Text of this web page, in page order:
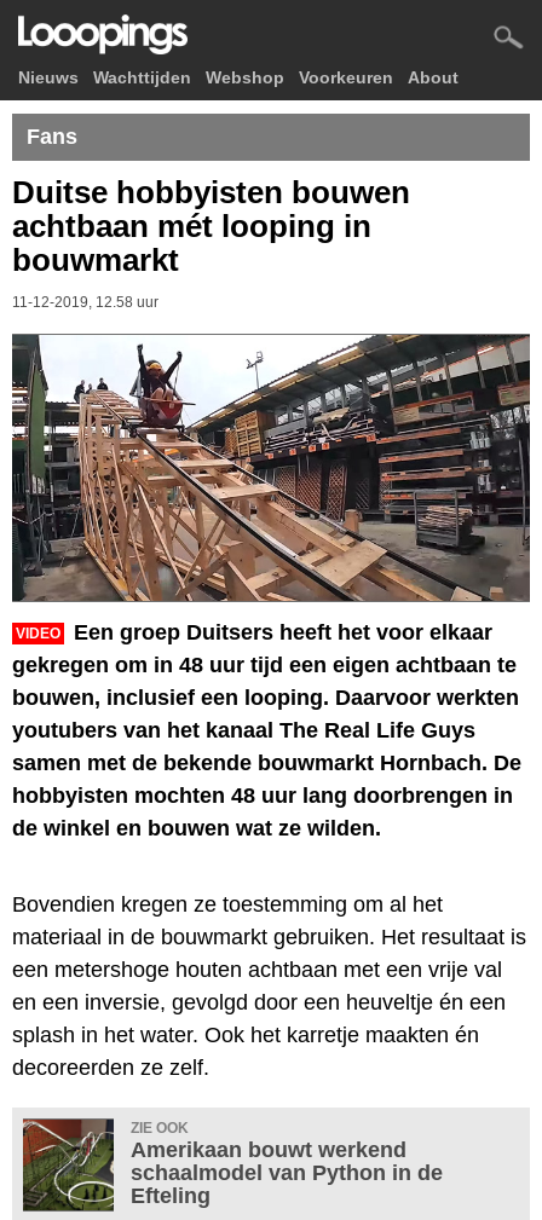
Nieuws Wachttijden Webshop Voorkeuren About
Fans
Duitse hobbyisten bouwen
achtbaan mét looping in
bouwmarkt
11-12-2019, 12.58 uur
VIDEO
Een groep Duitsers heeft het voor elkaar
gekregen om in 48 uur tijd een eigen achtbaan te
bouwen, inclusief een looping. Daarvoor werkten
youtubers van het kanaal The Real Life Guys
samen met de bekende bouwmarkt Hornbach. De
hobbyisten mochten 48 uur lang doorbrengen in
de winkel en bouwen wat ze wilden.
Bovendien kregen ze toestemming om al het
materiaal in de bouwmarkt gebruiken. Het resultaat is
een metershoge houten achtbaan met een vrije val
en een inversie, gevolgd door een heuveltje én een
splash in het water. Ook het karretje maakten én
decoreerden ze zelf.
ZIE OOK
Amerikaan bouwt werkend
schaalmodel van Python in de
Efteling